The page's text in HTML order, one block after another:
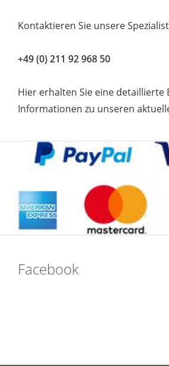
Kontaktieren Sie unsere
+49 (0) 211 92 968 50
Hier erhalten Sie eine detaillierte
Informationen zu unseren
Facebook